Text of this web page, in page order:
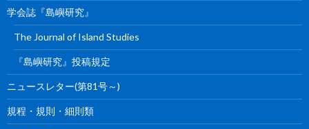
学会誌『島嶼研究』
The Journal of Island Studies
『島嶼研究』投稿規定
ニュースレター(第81号～)
規程・規則・細則類